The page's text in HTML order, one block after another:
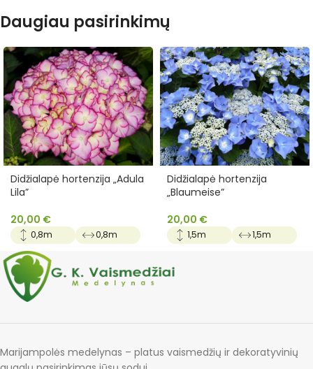
Daugiau pasirinkimų
Didžialapė hortenzija „Adula
Lila”
20,00 €
0,8m 0,8m
Didžialapė hortenzija
„Blaumeise”
20,00 €
1,5m 1,5m
Marijampolės medelynas – platus vaismedžių ir dekoratyvinių